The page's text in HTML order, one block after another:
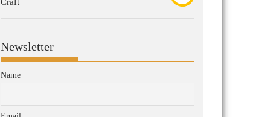
Newsletter
Name